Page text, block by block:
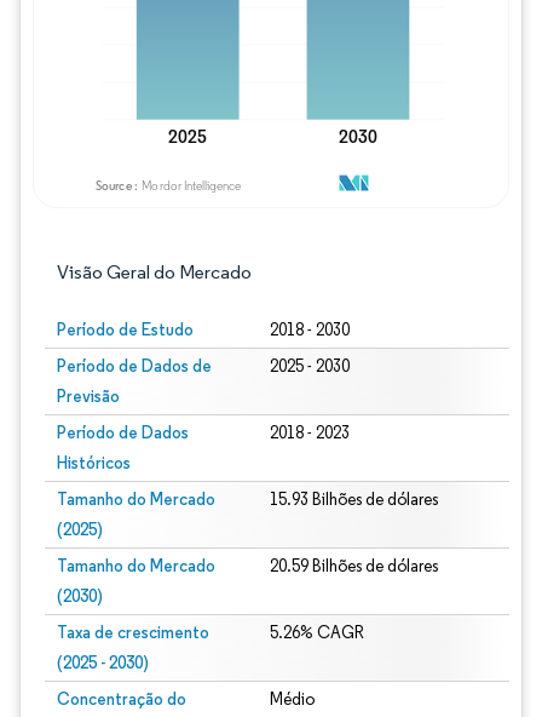
Visão Geral do Mercado
Período de Estudo 2018 - 2030
Período de Dados de
Previsão
2025 - 2030
Período de Dados
Históricos
2018 - 2023
Tamanho do Mercado
(2025)
15.93 Bilhões de dólares
Tamanho do Mercado
(2030)
20.59 Bilhões de dólares
Taxa de crescimento
(2025 - 2030)
5.26% CAGR
Concentração do
Médio